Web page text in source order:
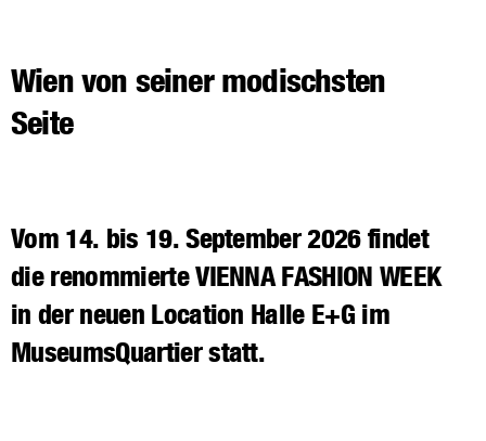
Wien von seiner modischsten
Seite
Vom 14. bis 19. September 2026 findet
die renommierte VIENNA FASHION WEEK
in der neuen Location Halle E+G im
MuseumsQuartier statt.